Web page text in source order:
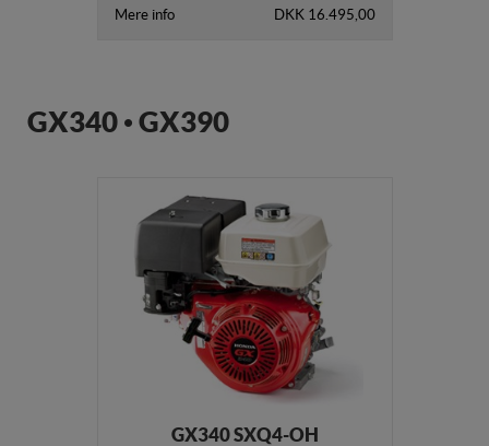
Mere info DKK 16.495,00
GX340 • GX390
GX340 SXQ4-OH